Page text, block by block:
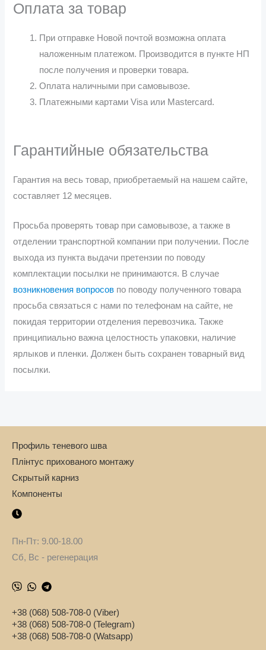
Оплата за товар
При отправке Новой почтой возможна оплата
наложенным платежом. Производится в пункте НП
после получения и проверки товара.
Оплата наличными при самовывозе.
Платежными картами Visa или Mastercard.
Гарантийные обязательства
Гарантия на весь товар, приобретаемый на нашем сайте,
составляет 12 месяцев.
Просьба проверять товар при самовывозе, а также в
отделении транспортной компании при получении. После
выхода из пункта выдачи претензии по поводу
комплектации посылки не принимаются. В случае
возникновения вопросов по поводу полученного товара
просьба связаться с нами по телефонам на сайте, не
покидая территории отделения перевозчика. Также
принципиально важна целостность упаковки, наличие
ярлыков и пленки. Должен быть сохранен товарный вид
посылки.
Профиль теневого шва
Плінтус прихованого монтажу
Скрытый карниз
Компоненты
Пн-Пт: 9.00-18.00
Сб, Вс - регенерация
+38 (068) 508-708-0 (Viber)
+38 (068) 508-708-0 (Telegram)
+38 (068) 508-708-0 (Watsapp)